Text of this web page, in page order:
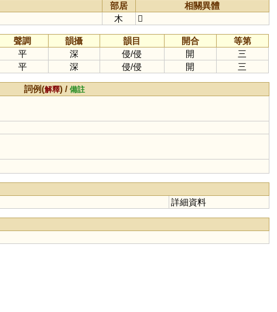
部居
相關異體
木 𣘕
聲調 韻攝 韻目 開合
等第
平 深 侵/侵 開
三
平 深 侵/侵 開 三
詞例(解釋) /備註
詳細資料